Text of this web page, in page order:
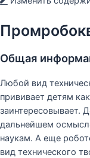
Общая
Любой вид
прививает детям
заинтересовывает.
дальнейшем
наукам. А еще
вид технического